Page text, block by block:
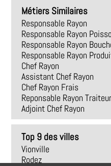
Métiers Similaires
Responsable Rayon
Responsable Rayon
Responsable Rayon
Responsable Rayon
Chef Rayon
Assistant Chef Rayon
Chef Rayon Frais
Reponsable Rayon Traiteur
Adjoint Chef Rayon
Top 9 des villes
Vionville
Rodez